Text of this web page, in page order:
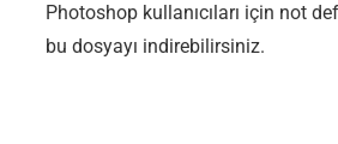
Photoshop kullanıcıları için not
bu dosyayı indirebilirsiniz.